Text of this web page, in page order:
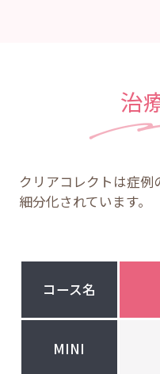
治
クリアコレクトは症
細分化されています。
コース名
MINI